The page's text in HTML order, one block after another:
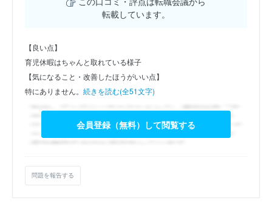
転載しています。
【良い点】
育児休暇はちゃんと取れている様子
【気になること・改善したほうがいい点】
特にありません。 続きを読む(全51文字)
会員登録（無料）して閲覧する
問題を報告する